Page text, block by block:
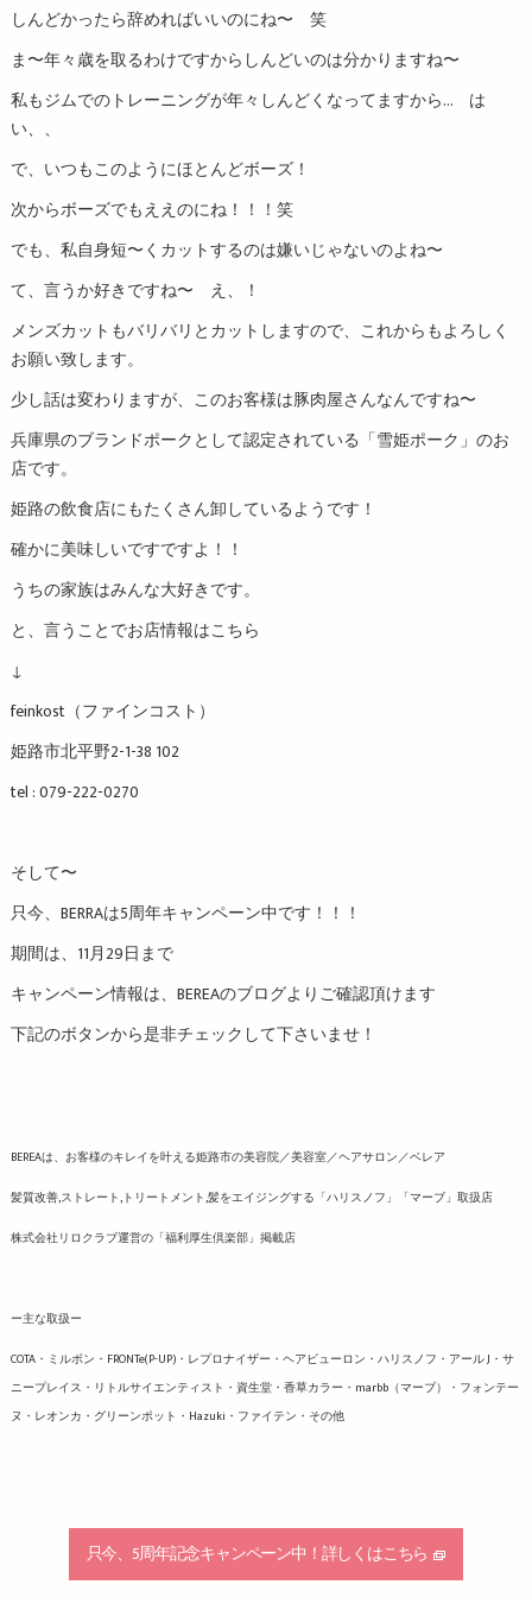
しんどかったら辞めればいいのにね〜 笑
ま〜年々歳を取るわけですからしんどいのは分かりますね〜
私もジムでのトレーニングが年々しんどくなってますから... は
い、、
で、いつもこのようにほとんどボーズ！
次からボーズでもええのにね！！！笑
でも、私自身短〜くカットするのは嫌いじゃないのよね〜
て、言うか好きですね〜 え、！
メンズカットもバリバリとカットしますので、これからもよろしく
お願い致します。
少し話は変わりますが、このお客様は豚肉屋さんなんですね〜
兵庫県のブランドポークとして認定されている「雪姫ポーク」のお
店です。
姫路の飲食店にもたくさん卸しているようです！
確かに美味しいですですよ！！
うちの家族はみんな大好きです。
と、言うことでお店情報はこちら
↓
feinkost（ファインコスト）
姫路市北平野2-1-38 102
tel : 079-222-0270
そして〜
只今、BERRAは5周年キャンペーン中です！！！
期間は、11月29日まで
キャンペーン情報は、BEREAのブログよりご確認頂けます
下記のボタンから是非チェックして下さいませ！
BEREAは、お客様のキレイを叶える姫路市の美容院／美容室／ヘアサロン／ベレア
髪質改善,ストレート,トリートメント,髪をエイジングする「ハリスノフ」「マーブ」取扱店
株式会社リロクラブ運営の「福利厚生倶楽部」掲載店
ー主な取扱ー
COTA・ミルボン・FRONTe(P-UP)・レプロナイザー・ヘアビューロン・ハリスノフ・アール J・サ
ニープレイス・リトルサイエンティスト・資生堂・香草カラー・marbb（マーブ）・フォンテー
ヌ・レオンカ・グリーンポット・Hazuki・ファイテン・その他
只今、5周年記念キャンペーン中！詳しくはこちら